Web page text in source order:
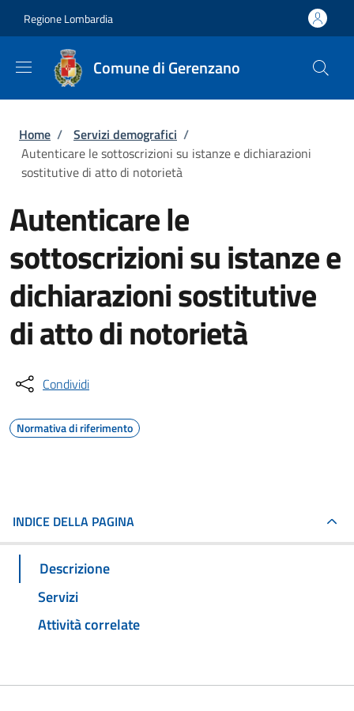
Regione Lombardia
Comune di Gerenzano
Briciole di pane
Home / Servizi demografici /
Autenticare le sottoscrizioni su istanze e dichiarazioni
sostitutive di atto di notorietà
Autenticare le
sottoscrizioni su istanze e
dichiarazioni sostitutive
di atto di notorietà
Condividi
Normativa di riferimento
INDICE DELLA PAGINA
Descrizione
Servizi
Attività correlate